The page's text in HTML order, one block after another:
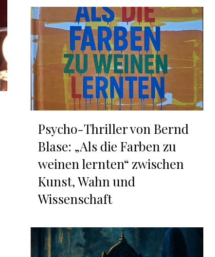
Psycho-Thriller von Bernd
Blase: „Als die Farben zu
weinen lernten“ zwischen
Kunst, Wahn und
Wissenschaft